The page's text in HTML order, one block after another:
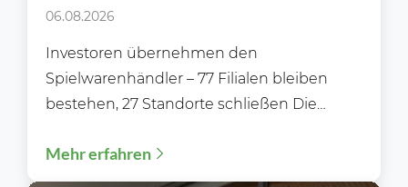
Handel bedeutet
06.08.2026
Investoren übernehmen den
Spielwarenhändler – 77 Filialen bleiben
bestehen, 27 Standorte schließen Die
Nachdem die Gläubiger...
Mehr erfahren